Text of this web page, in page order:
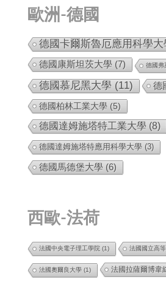
歐洲-德國
德國卡爾斯魯厄應用科學大
德國康斯坦茨大學 (7) 德國弗
德國慕尼黑大學 (11) 德
德國柏林工業大學 (5)
德國達姆施塔特工業大學 (8)
德國達姆施塔特應用科學大學 (3)
德國馬德堡大學 (6)
西歐-法荷
法國中央電子理工學院 (1) 法國國立高
法國奧爾良大學 (1) 法國拉薩爾博韋